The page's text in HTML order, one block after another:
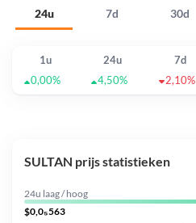
24u 7d 30d
1u 24u 7d
0,00%
4,50% 2,10%
SULTAN prijs statistieken
24u laag / hoog
$0,0₅563